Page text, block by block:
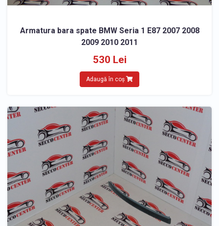
Armatura bara spate BMW Seria 1 E87 2007 2008
2009 2010 2011
530 Lei
Adaugă în coș